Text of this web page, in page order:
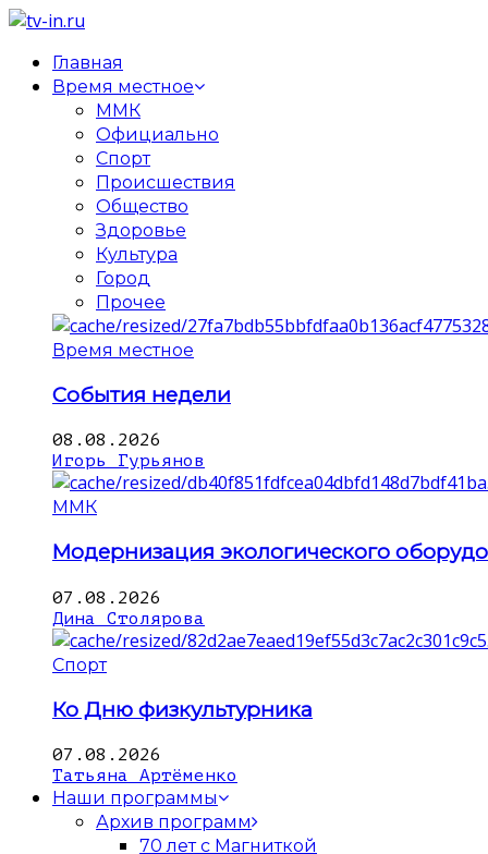
Главная
Время местное
ММК
Официально
Спорт
Происшествия
Общество
Здоровье
Культура
Город
Прочее
Время местное
События недели
08.08.2026
Игорь Гурьянов
ММК
Модернизация экологического
07.08.2026
Дина Столярова
Спорт
Ко Дню физкультурника
07.08.2026
Татьяна Артёменко
Наши программы
Архив программ
70 лет с Магниткой